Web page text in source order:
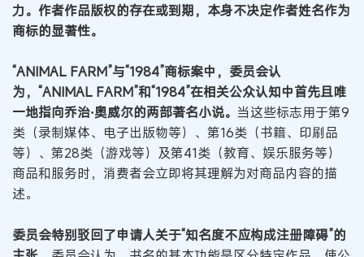
力。作者作品版权的存在或到期，本身不决定作者姓名作为
商标的显著性。
“ANIMAL FARM”与“1984”商标案中，委员会认
为，“ANIMAL FARM”和“1984”在相关公众认知中首先且唯
一地指向乔治·奥威尔的两部著名小说。 当这些标志用于第9
类（录制媒体、电子出版物等）、第16类（书籍、印刷品
等）、第28类（游戏等）及第41类（教育、娱乐服务等）
商品和服务时，消费者会立即将其理解为对商品内容的描
述。
委员会特别驳回了申请人关于“知名度不应构成注册障碍”的